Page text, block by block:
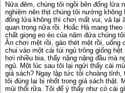
Nửa đêm, chúng tôi ngồi bên đống lửa
nghiệm nên thịt chúng tôi nướng
đống lửa không thì chơi mất vui, vả lại
quan trọng nữa rồi. Hoắc Hà mang
chất giọng eo éo của năm đứa chúng
Ăn chơi mệt rồi, gào thét mệt rồi, uống
chui vào một cái túi ngủ trông giống
hơi nhiều bia, thấy nặng nặng đầu mà
ngủ. Một lúc sau tôi lại ngửi thấy cái
giá sách? Ngay lập tức tôi choàng
tôi đúng lại bị nhốt trong giá sách thật.
mùi thối rữa. Tôi để ý thấy như có cái